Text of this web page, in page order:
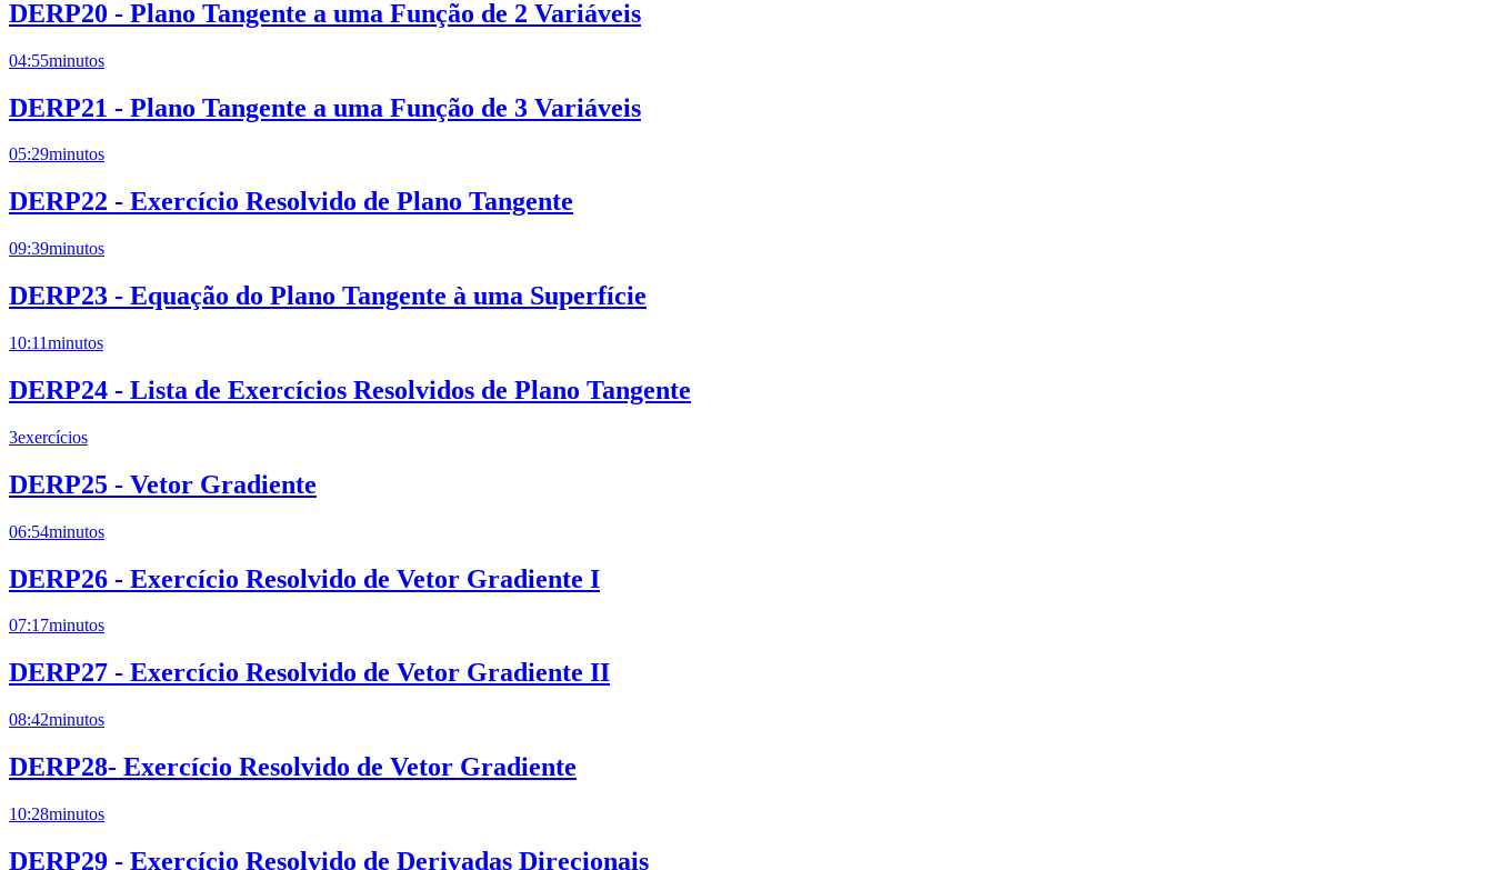
DERP20 - Plano Tangente a uma Função de 2 Variáveis
04:55minutos
DERP21 - Plano Tangente a uma Função de 3 Variáveis
05:29minutos
DERP22 - Exercício Resolvido de Plano Tangente
09:39minutos
DERP23 - Equação do Plano Tangente à uma Superfície
10:11minutos
DERP24 - Lista de Exercícios Resolvidos de Plano Tangente
3exercícios
DERP25 - Vetor Gradiente
06:54minutos
DERP26 - Exercício Resolvido de Vetor Gradiente I
07:17minutos
DERP27 - Exercício Resolvido de Vetor Gradiente II
08:42minutos
DERP28- Exercício Resolvido de Vetor Gradiente
10:28minutos
DERP29 - Exercício Resolvido de Derivadas Direcionais